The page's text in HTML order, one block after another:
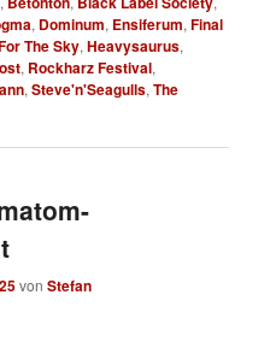
, Dominum, Ensiferum,Final
The Sky,Heavysaurus,
, Rockharz Festival,
,Steve'n'Seagulls,The
vonStefan